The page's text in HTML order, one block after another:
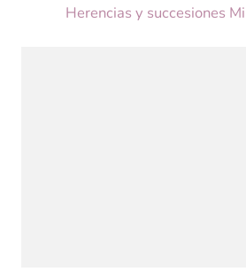
Herencias y succesiones